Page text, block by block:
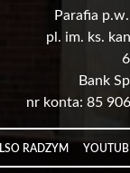
Parafia
pl. im. ks.
Bank
nr konta: 85
LSO RADZYM